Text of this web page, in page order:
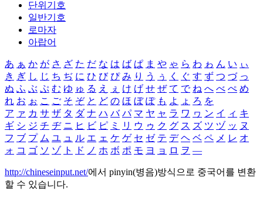
단위기호
일반기호
로마자
아랍어
あ ぁ か が さ ざ た だ な は ば ぱ ま や ゃ ら わ ゎ ん い ぃ
き ぎ し じ ち ぢ に ひ び ぴ み り う ぅ く ぐ す ず つ づ っ
ぬ ふ ぶ ぷ む ゆ ゅ る え ぇ け げ せ ぜ て で ね へ べ ぺ め
れ お ぉ こ ご そ ぞ と ど の ほ ぼ ぽ も よ ょ ろ を
ア ァ カ サ ザ タ ダ ナ ハ バ パ マ ヤ ャ ラ ワ ヮ ン イ ィ キ
ギ シ ジ チ ヂ ニ ヒ ビ ピ ミ リ ウ ゥ ク グ ス ズ ツ ヅ ッ ヌ
フ ブ プ ム ユ ュ ル エ ェ ケ ゲ セ ゼ テ デ ヘ ベ ペ メ レ オ
ォ コ ゴ ソ ゾ ト ド ノ ホ ボ ポ モ ヨ ョ ロ ヲ ―
http://chineseinput.net/에서 pinyin(병음)방식으로 중국어를 변환
할 수 있습니다.